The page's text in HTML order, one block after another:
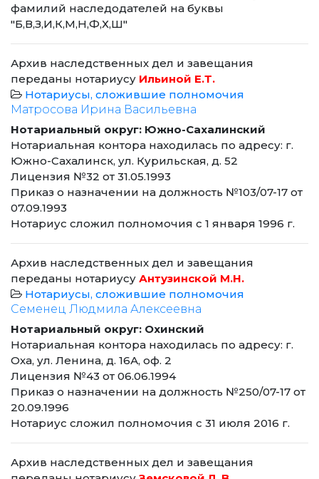
фамилий наследодателей на буквы
"Б,В,З,И,К,М,Н,Ф,Х,Ш"
Архив наследственных дел и завещания
переданы нотариусу Ильиной Е.Т.
Нотариусы, сложившие полномочия
Матросова Ирина Васильевна
Нотариальный округ: Южно-Сахалинский
Нотариальная контора находилась по адресу: г.
Южно-Сахалинск, ул. Курильская, д. 52
Лицензия №32 от 31.05.1993
Приказ о назначении на должность №103/07-17 от
07.09.1993
Нотариус сложил полномочия с 1 января 1996 г.
Архив наследственных дел и завещания
переданы нотариусу Антузинской М.Н.
Нотариусы, сложившие полномочия
Семенец Людмила Алексеевна
Нотариальный округ: Охинский
Нотариальная контора находилась по адресу: г.
Оха, ул. Ленина, д. 16А, оф. 2
Лицензия №43 от 06.06.1994
Приказ о назначении на должность №250/07-17 от
20.09.1996
Нотариус сложил полномочия с 31 июля 2016 г.
Архив наследственных дел и завещания